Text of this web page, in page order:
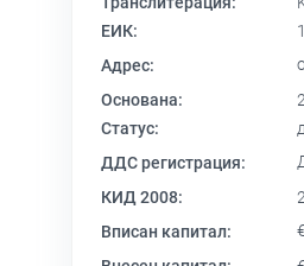
ЕИК:
Адрес:
Основана:
Статус:
ДДС регистрация:
КИД 2008:
Вписан капитал: